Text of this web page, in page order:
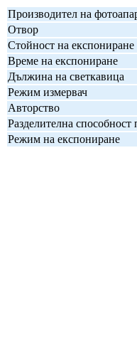
Производител на
Отвор
Стойност на експониране
Време на експониране
Дължина на светкавица
Режим измервач
Авторство
Разделителна способност
Режим на експониране